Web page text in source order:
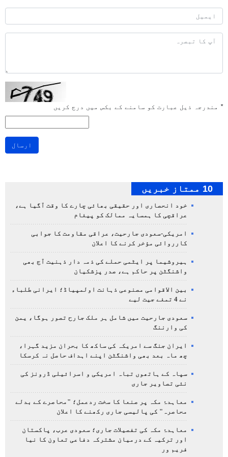
* مندرجہ ذیل عبارت کو سامنے کے بکس میں درج کریں
ارسال
10 ممتاز خبریں
خود انحصاری اور حقیقی بھائی چارے کا وقت آگیا ہے،
عراقچی کا ہمسایہ ممالک کو پیغام
امریکی-سعودی جارحیت، عراقی مقاومت کا جوابی
کارروائی مؤخر کرنے کا اعلان
ہیروشیما پر ایٹمی حملے کی ذمہ دار ذہنیت آج بھی
واشنگٹن پر حاکم ہے، صدر پزشکیان
بین الاقوامی مصنوعی ذہانت اولمپیاڈ؛ ایرانی طلباء
نے 4 تمغے جیت لیے
سعودی جارحیت میں شامل ہر ملک جارح تصور ہوگا، یمن
کی وارننگ
ایران جنگ سے امریکہ کی ساکھ کا بحران مزید گہرا،
چھ ماہ بعد بھی واشنگٹن اپنے اہداف حاصل نہ کرسکا
سپاہ کے ہاتھوں تباہ امریکی و اسرائیلی ڈرونز کی
نئی تصاویر جاری
معاہدۂ مکہ پر صنعا کا سخت ردعمل؛ "محاصرے کے بدلے
محاصرہ" کی پالیسی جاری رکھنے کا اعلان
معاہدۂ مکہ کی تفصیلات جاری؛ سعودی عرب، پاکستان
اور ترکیہ کے درمیان مشترکہ دفاعی تعاون کا نیا
فریم ور